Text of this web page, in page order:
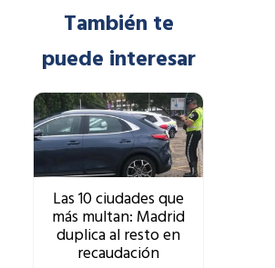
También te
puede interesar
Las 10 ciudades que
más multan: Madrid
duplica al resto en
recaudación